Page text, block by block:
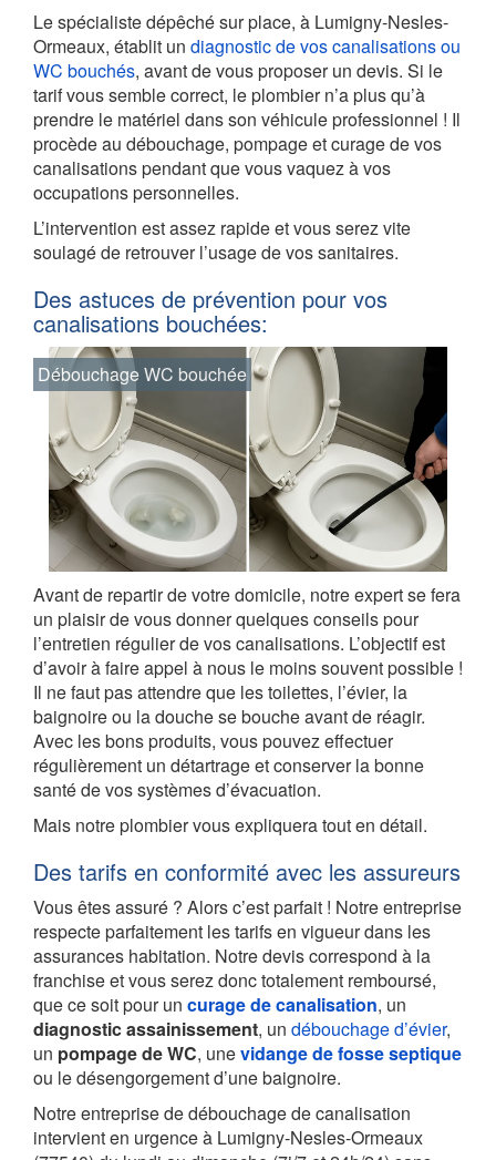
Le spécialiste dépêché sur place, à Lumigny-Nesles-
Ormeaux, établit un diagnostic de vos canalisations ou
WC bouchés, avant de vous proposer un devis. Si le
tarif vous semble correct, le plombier n’a plus qu’à
prendre le matériel dans son véhicule professionnel ! Il
procède au débouchage, pompage et curage de vos
canalisations pendant que vous vaquez à vos
occupations personnelles.
L’intervention est assez rapide et vous serez vite
soulagé de retrouver l’usage de vos sanitaires.
Des astuces de prévention pour vos
canalisations bouchées:
Débouchage WC bouchée
Avant de repartir de votre domicile, notre expert se fera
un plaisir de vous donner quelques conseils pour
l’entretien régulier de vos canalisations. L’objectif est
d’avoir à faire appel à nous le moins souvent possible !
Il ne faut pas attendre que les toilettes, l’évier, la
baignoire ou la douche se bouche avant de réagir.
Avec les bons produits, vous pouvez effectuer
régulièrement un détartrage et conserver la bonne
santé de vos systèmes d’évacuation.
Mais notre plombier vous expliquera tout en détail.
Des tarifs en conformité avec les assureurs
Vous êtes assuré ? Alors c’est parfait ! Notre entreprise
respecte parfaitement les tarifs en vigueur dans les
assurances habitation. Notre devis correspond à la
franchise et vous serez donc totalement remboursé,
que ce soit pour un curage de canalisation, un
diagnostic assainissement, un débouchage d’évier,
un pompage de WC, unevidange de fosse septique
ou le désengorgement d’une baignoire.
Notre entreprise de débouchage de canalisation
intervient en urgence à Lumigny-Nesles-Ormeaux